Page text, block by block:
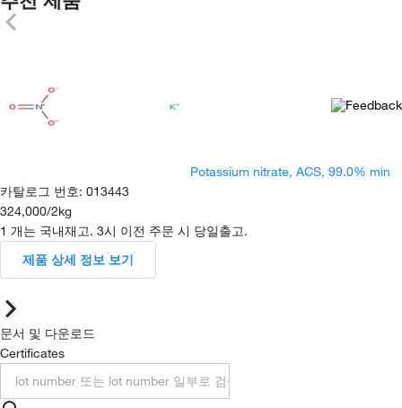
Potassium nitrate, ACS, 99.0% min
카탈로그 번호: 013443
324,000/2kg
1 개는 국내재고. 3시 이전 주문 시 당일출고.
제품 상세 정보 보기
문서 및 다운로드
Certificates